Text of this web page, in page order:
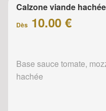
Calzone viande hachée
Dès 10.00 €
Base sauce tomate,
hachée